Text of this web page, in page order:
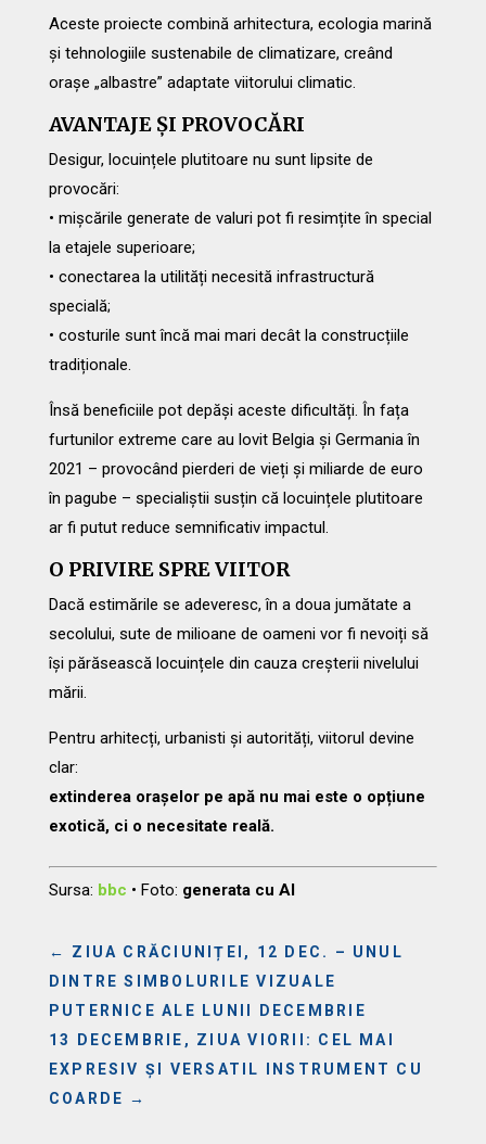
Aceste proiecte combină arhitectura, ecologia marină
și tehnologiile sustenabile de climatizare, creând
orașe „albastre” adaptate viitorului climatic.
AVANTAJE ȘI PROVOCĂRI
Desigur, locuințele plutitoare nu sunt lipsite de
provocări:
• mișcările generate de valuri pot fi resimțite în special
la etajele superioare;
• conectarea la utilități necesită infrastructură
specială;
• costurile sunt încă mai mari decât la construcțiile
tradiționale.
Însă beneficiile pot depăși aceste dificultăți. În fața
furtunilor extreme care au lovit Belgia și Germania în
2021 – provocând pierderi de vieți și miliarde de euro
în pagube – specialiștii susțin că locuințele plutitoare
ar fi putut reduce semnificativ impactul.
O PRIVIRE SPRE VIITOR
Dacă estimările se adeveresc, în a doua jumătate a
secolului, sute de milioane de oameni vor fi nevoiți să
își părăsească locuințele din cauza creșterii nivelului
mării.
Pentru arhitecți, urbanisti și autorități, viitorul devine
clar:
extinderea orașelor pe apă nu mai este o opțiune
exotică, ci o necesitate reală.
Sursa: bbc • Foto: generata cu AI
← ZIUA CRĂCIUNIȚEI, 12 DEC. – UNUL
DINTRE SIMBOLURILE VIZUALE
PUTERNICE ALE LUNII DECEMBRIE
13 DECEMBRIE, ZIUA VIORII: CEL MAI
EXPRESIV ȘI VERSATIL INSTRUMENT CU
COARDE →